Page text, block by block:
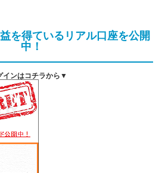
を得ているリアル口座を公開
中！
インはコチラから▼